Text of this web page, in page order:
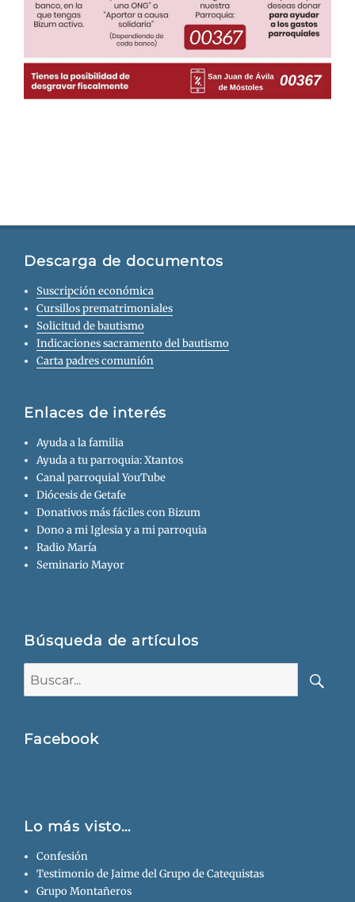
Descarga de documentos
Suscripción económica
Cursillos prematrimoniales
Solicitud de bautismo
Indicaciones sacramento del bautismo
Carta padres comunión
Enlaces de interés
Ayuda a la familia
Ayuda a tu parroquia: Xtantos
Canal parroquial YouTube
Diócesis de Getafe
Donativos más fáciles con Bizum
Dono a mi Iglesia y a mi parroquia
Radio María
Seminario Mayor
Búsqueda de artículos
Facebook
Lo más visto…
Confesión
Testimonio de Jaime del Grupo de Catequistas
Grupo Montañeros